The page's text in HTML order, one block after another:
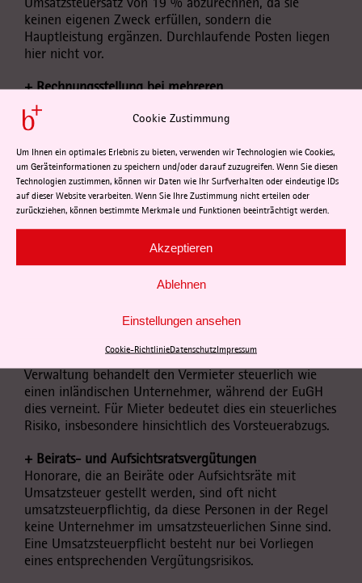
Cookie Zustimmung
Um Ihnen ein optimales Erlebnis zu bieten, verwenden wir Technologien wie Cookies,
um Geräteinformationen zu speichern und/oder darauf zuzugreifen. Wenn Sie diesen
Technologien zustimmen, können wir Daten wie Ihr Surfverhalten oder eindeutige IDs
auf dieser Website verarbeiten. Wenn Sie Ihre Zustimmung nicht erteilen oder
zurückziehen, können bestimmte Merkmale und Funktionen beeinträchtigt werden.
Akzeptieren
Ablehnen
Einstellungen ansehen
Cookie-RichtlinieDatenschutzImpressum
keinen eigenen Zweck erfüllen, sondern die
Hauptleistung ergänzen. Durchlaufende Posten liegen
hier nicht vor.
+ Rechnungsstellung bei mehreren
Konzerngesellschaften
Bei Konzernen mit mehreren Gesellschaften kann es
Konzerngesellschaft adressiert werden.
Umsatzsteuerrechtlich muss der Rechnungsadressat
aber der tatsächliche Leistungsempfänger sein.
Fehlerhafte Adressierungen führen zu formalen
Voraussetzungen korrigiert werden können.
durch ausländische Vermieter
durch einen ausländischen Vermieter besteht derzeit
und der EuGH-Rechtsprechung. Die deutsche
Verwaltung behandelt den Vermieter steuerlich wie
einen inländischen Unternehmer, während der EuGH
dies verneint. Für Mieter bedeutet dies ein steuerliches
Risiko, insbesondere hinsichtlich des Vorsteuerabzugs.
+ Beirats- und Aufsichtsratsvergütungen
Honorare, die an Beiräte oder Aufsichtsräte mit
Umsatzsteuer gestellt werden, sind oft nicht
umsatzsteuerpflichtig, da diese Personen in der Regel
keine Unternehmer im umsatzsteuerlichen Sinne sind.
Eine Umsatzsteuerpflicht besteht nur bei Vorliegen
eines entsprechenden Vergütungsrisikos.